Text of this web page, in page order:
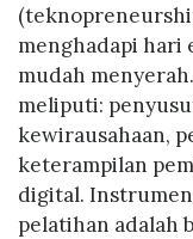
menghadapi hari
mudah
meliputi:
kewirausahaan,
keterampilan
digital.
pelatihan adalah